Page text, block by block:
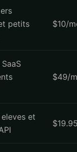
petits
$10/
$49/
et